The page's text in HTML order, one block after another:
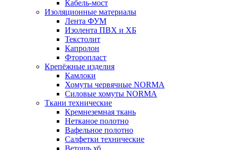
Кабель-мост
Изоляционные материалы
Лента ФУМ
Изолента ПВХ и ХБ
Текстолит
Капролон
Фторопласт
Крепёжные изделия
Камлоки
Хомуты червячные NORMA
Силовые хомуты NORMA
Ткани технические
Кремнеземная ткань
Нетканое полотно
Вафельное полотно
Салфетки технические
Ветошь хб